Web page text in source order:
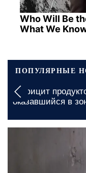
Who Will Be
What We
ПОПУЛЯРНЫЕ
Дефицит
оказавшийся в